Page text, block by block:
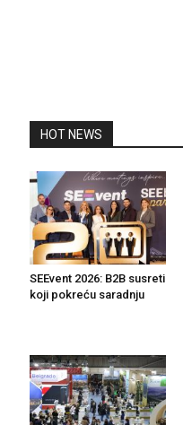
HOT NEWS
SEEvent 2026: B2B susreti
koji pokreću saradnju